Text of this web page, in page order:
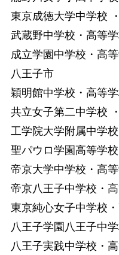
東京成徳大学中学校
武蔵野中学校・高等
成立学園中学校・高
八王子市
穎明館中学校・高等
共立女子第二中学校
工学院大学附属中学
聖パウロ学園高等学校
帝京大学中学校・高
帝京八王子中学校・
東京純心女子中学校
八王子学園八王子中
八王子実践中学校・